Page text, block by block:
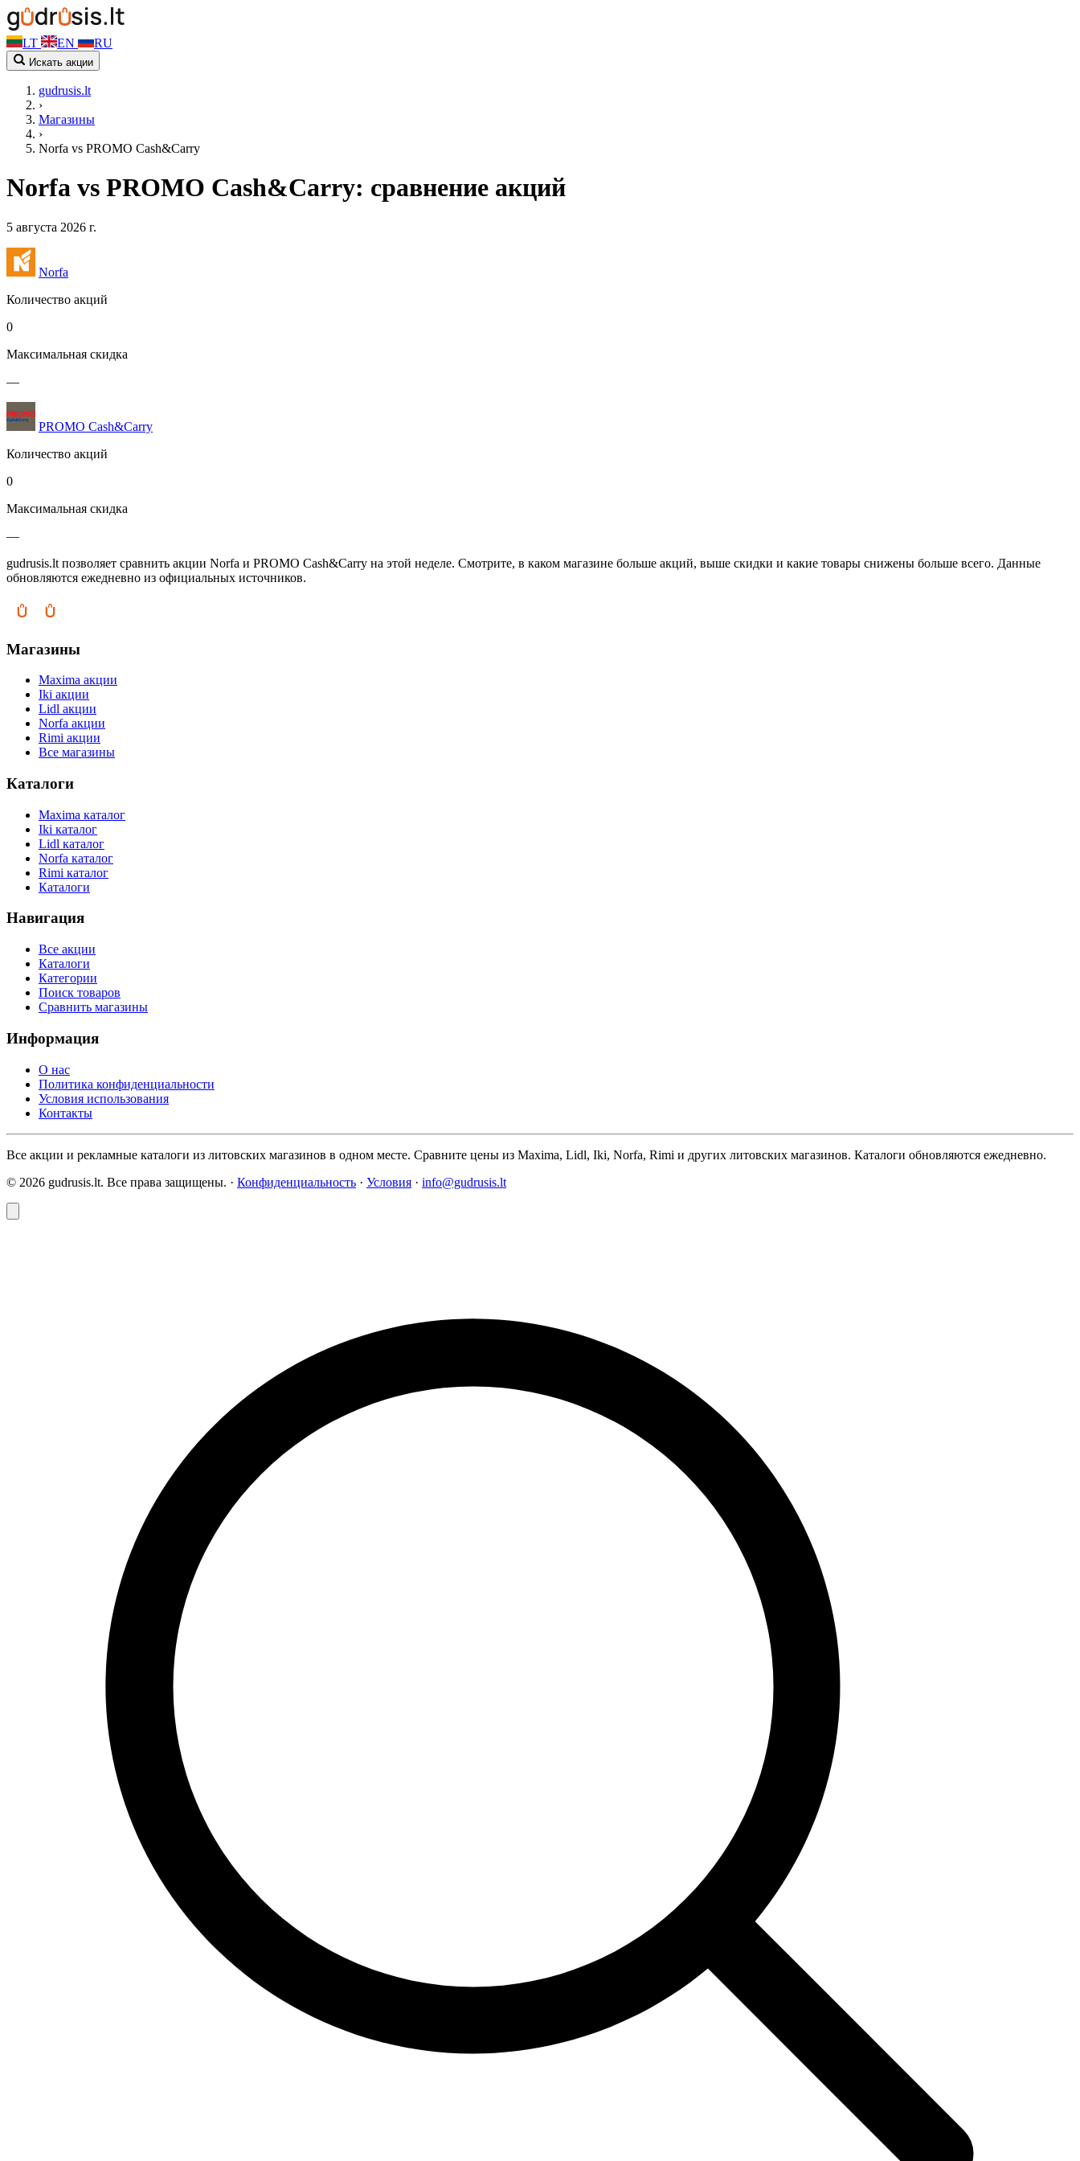
LT EN RU
Искать акции
gudrusis.lt
›
Магазины
›
Norfa vs PROMO Cash&Carry
Norfa vs PROMO Cash&Carry: сравнение акций
5 августа 2026 г.
Norfa
Количество акций
0
Максимальная скидка
—
PROMO Cash&Carry
Количество акций
0
Максимальная скидка
—
gudrusis.lt позволяет сравнить акции Norfa и PROMO Cash&Carry на этой неделе. Смотрите, в каком магазине больше акций, выше скидки и какие товары снижены больше всего. Данные
обновляются ежедневно из официальных источников.
Магазины
Maxima акции
Iki акции
Lidl акции
Norfa акции
Rimi акции
Все магазины
Каталоги
Maxima каталог
Iki каталог
Lidl каталог
Norfa каталог
Rimi каталог
Каталоги
Навигация
Все акции
Каталоги
Категории
Поиск товаров
Сравнить магазины
Информация
О нас
Политика конфиденциальности
Условия использования
Контакты
Все акции и рекламные каталоги из литовских магазинов в одном месте. Сравните цены из Maxima, Lidl, Iki, Norfa, Rimi и других литовских магазинов. Каталоги обновляются ежедневно.
© 2026 gudrusis.lt. Все права защищены. · Конфиденциальность · Условия · info@gudrusis.lt